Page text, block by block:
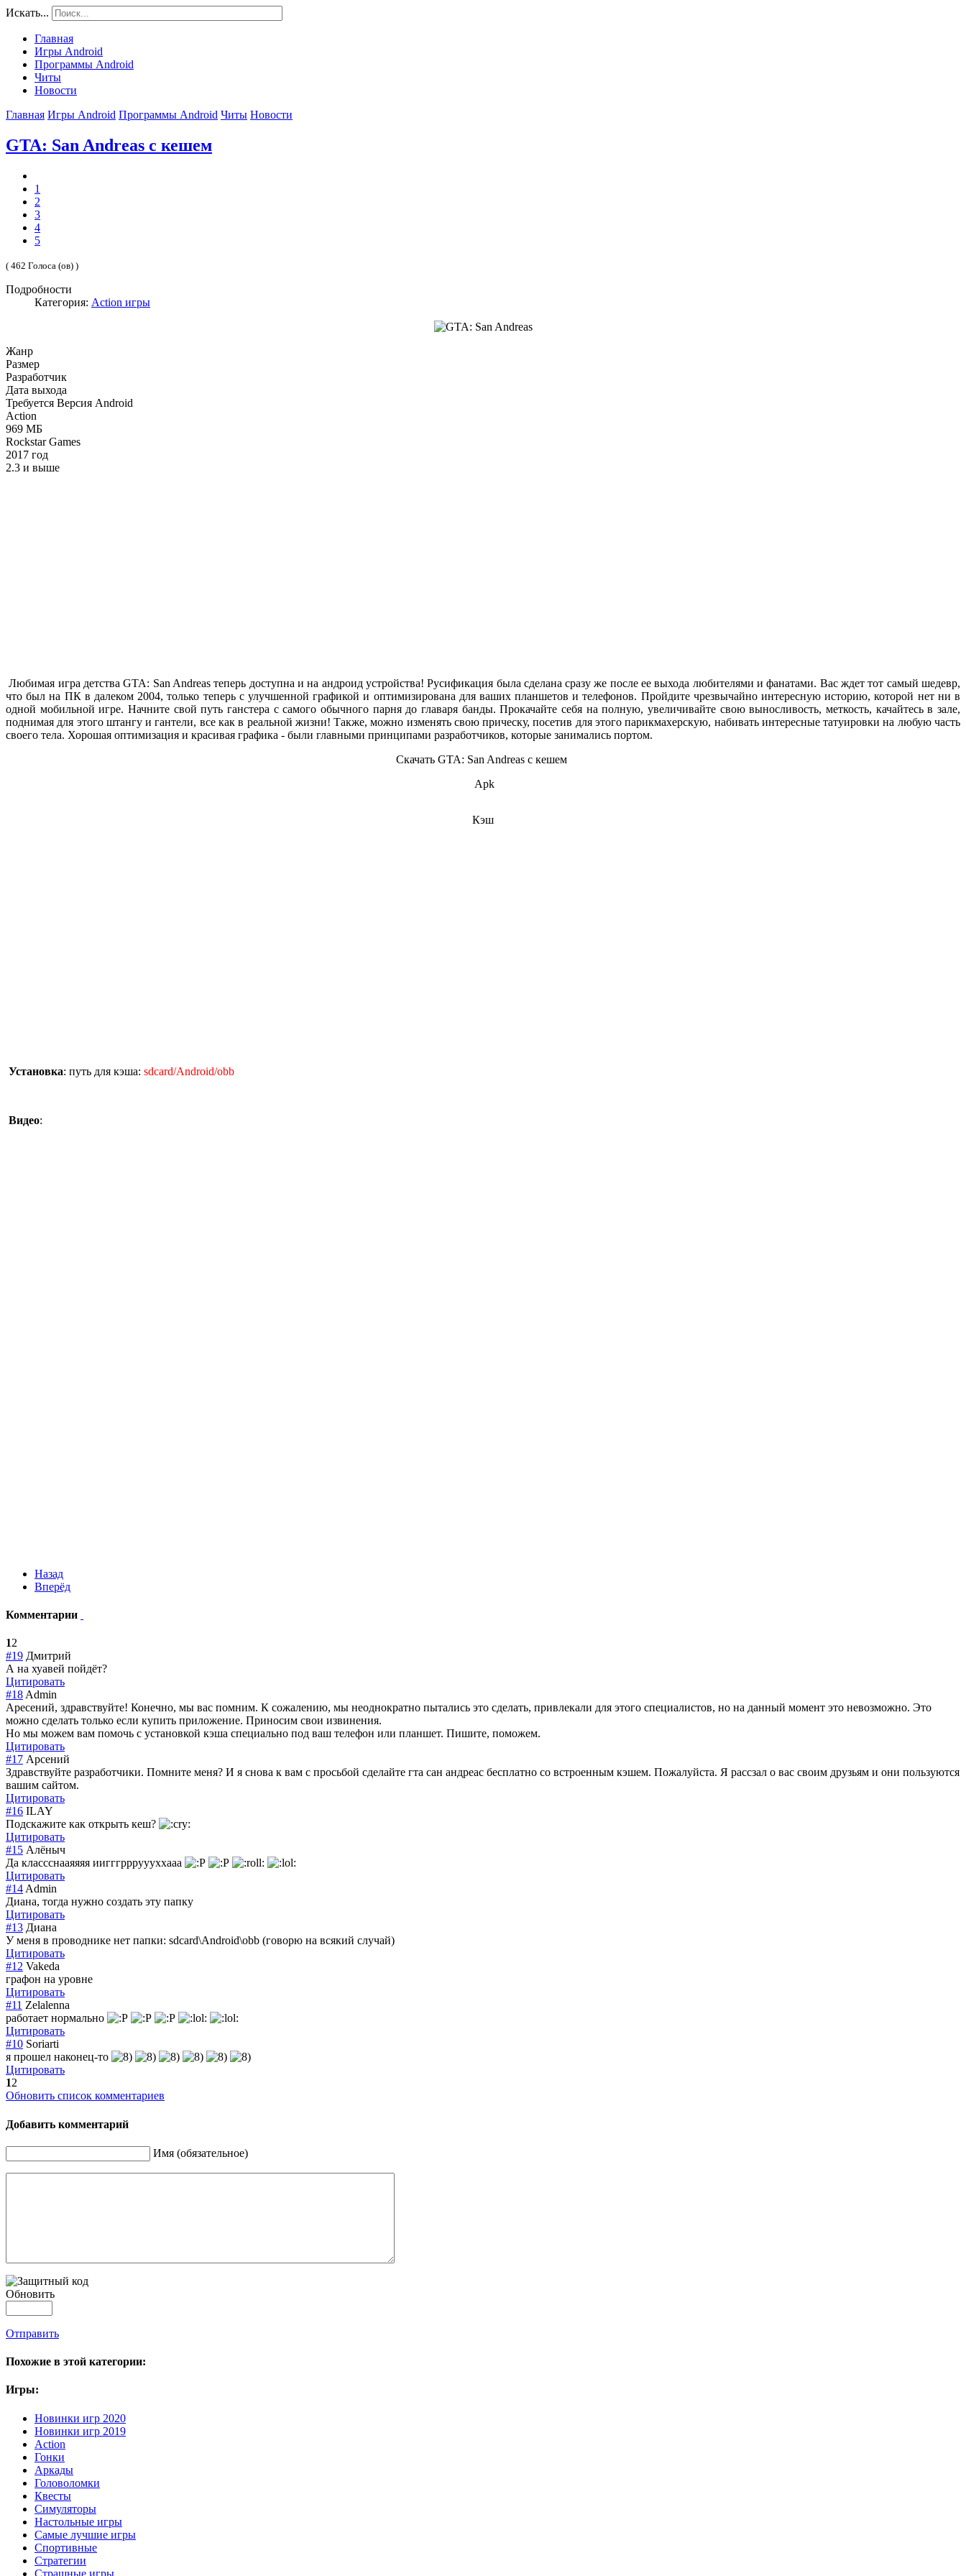
Искать...
Главная
Игры Android
Программы Android
Читы
Новости
Главная Игры Android Программы Android Читы Новости
GTA: San Andreas с кешем
1
2
3
4
5
( 462 Голоса (ов) )
Подробности
Категория: Action игры
Жанр
Размер
Разработчик
Дата выхода
Требуется Версия Android
Action
969 МБ
Rockstar Games
2017 год
2.3 и выше
Любимая игра детства GTA: San Andreas теперь доступна и на андроид устройства! Русификация была сделана сразу же после ее выхода любителями и фанатами. Вас ждет тот самый шедевр,
что был на ПК в далеком 2004, только теперь с улучшенной графикой и оптимизирована для ваших планшетов и телефонов. Пройдите чрезвычайно интересную историю, которой нет ни в
одной мобильной игре. Начните свой путь ганстера с самого обычного парня до главаря банды. Прокачайте себя на полную, увеличивайте свою выносливость, меткость, качайтесь в зале,
поднимая для этого штангу и гантели, все как в реальной жизни! Также, можно изменять свою прическу, посетив для этого парикмахерскую, набивать интересные татуировки на любую часть
своего тела. Хорошая оптимизация и красивая графика - были главными принципами разработчиков, которые занимались портом.
Скачать GTA: San Andreas с кешем
Apk
Кэш
Установка: путь для кэша: sdcard/Android/obb
Видео:
Назад
Вперёд
Комментарии
12
#19 Дмитрий
А на хуавей пойдёт?
Цитировать
#18 Admin
Аресений, здравствуйте! Конечно, мы вас помним. К сожалению, мы неоднократно пытались это сделать, привлекали для этого специалистов, но на данный момент это невозможно. Это
можно сделать только если купить приложение. Приносим свои извинения.
Но мы можем вам помочь с установкой кэша специально под ваш телефон или планшет. Пишите, поможем.
Цитировать
#17 Арсений
Здравствуйте разработчики. Помните меня? И я снова к вам с просьбой сделайте гта сан андреас бесплатно со встроенным кэшем. Пожалуйста. Я рассзал о вас своим друзьям и они пользуются
вашим сайтом.
Цитировать
#16 ILAY
Подскажите как открыть кеш?
Цитировать
#15 Алёныч
Да классснааяяяя иигггррруууххааа
Цитировать
#14 Admin
Диана, тогда нужно создать эту папку
Цитировать
#13 Диана
У меня в проводнике нет папки: sdcard\Android\obb (говорю на всякий случай)
Цитировать
#12 Vakeda
графон на уровне
Цитировать
#11 Zelalenna
работает нормально
Цитировать
#10 Soriarti
я прошел наконец-то
Цитировать
12
Обновить список комментариев
Добавить комментарий
Имя (обязательное)
Обновить
Отправить
Похожие в этой категории:
Игры:
Новинки игр 2020
Новинки игр 2019
Action
Гонки
Аркады
Головоломки
Квесты
Симуляторы
Настольные игры
Самые лучшие игры
Спортивные
Стратегии
Страшные игры